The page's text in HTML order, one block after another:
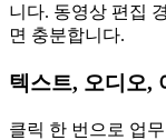
니다. 동영상 편집
면 충분합니다.
텍스트, 오디오,
클릭 한 번으로 업